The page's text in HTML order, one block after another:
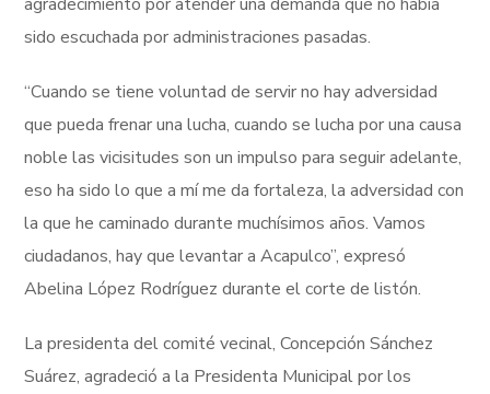
sido escuchada por administraciones pasadas.
“Cuando se tiene voluntad de servir no hay adversidad
que pueda frenar una lucha, cuando se lucha por una causa
noble las vicisitudes son un impulso para seguir adelante,
eso ha sido lo que a mí me da fortaleza, la adversidad con
la que he caminado durante muchísimos años. Vamos
ciudadanos, hay que levantar a Acapulco”, expresó
Abelina López Rodríguez durante el corte de listón.
La presidenta del comité vecinal, Concepción Sánchez
Suárez, agradeció a la Presidenta Municipal por los